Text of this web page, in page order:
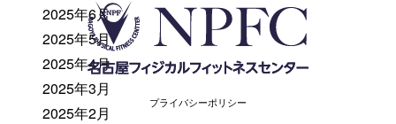
2025年6月
2025年5月
2025年4月
2025年3月
2025年2月
プライバシーポリシー